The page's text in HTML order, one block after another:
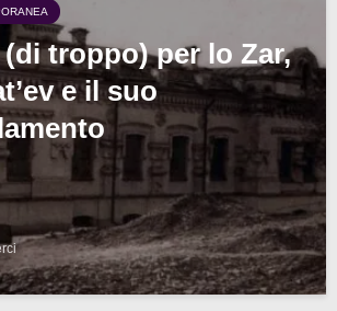
troppo) per lo Zar,
e il suo